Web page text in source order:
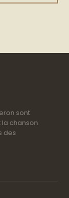
sont
chanson
des